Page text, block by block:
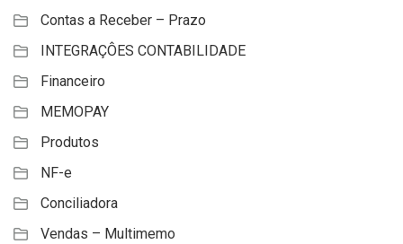
Contas a Receber – Prazo
INTEGRAÇÔES CONTABILIDADE
Financeiro
MEMOPAY
Produtos
NF-e
Conciliadora
Vendas – Multimemo